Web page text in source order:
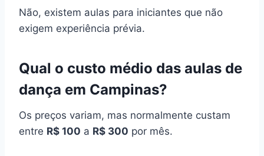
Não, existem aulas para iniciantes que não
exigem experiência prévia.
Qual o custo médio das aulas de
dança em Campinas?
Os preços variam, mas normalmente custam
entre R$ 100 a R$ 300 por mês.